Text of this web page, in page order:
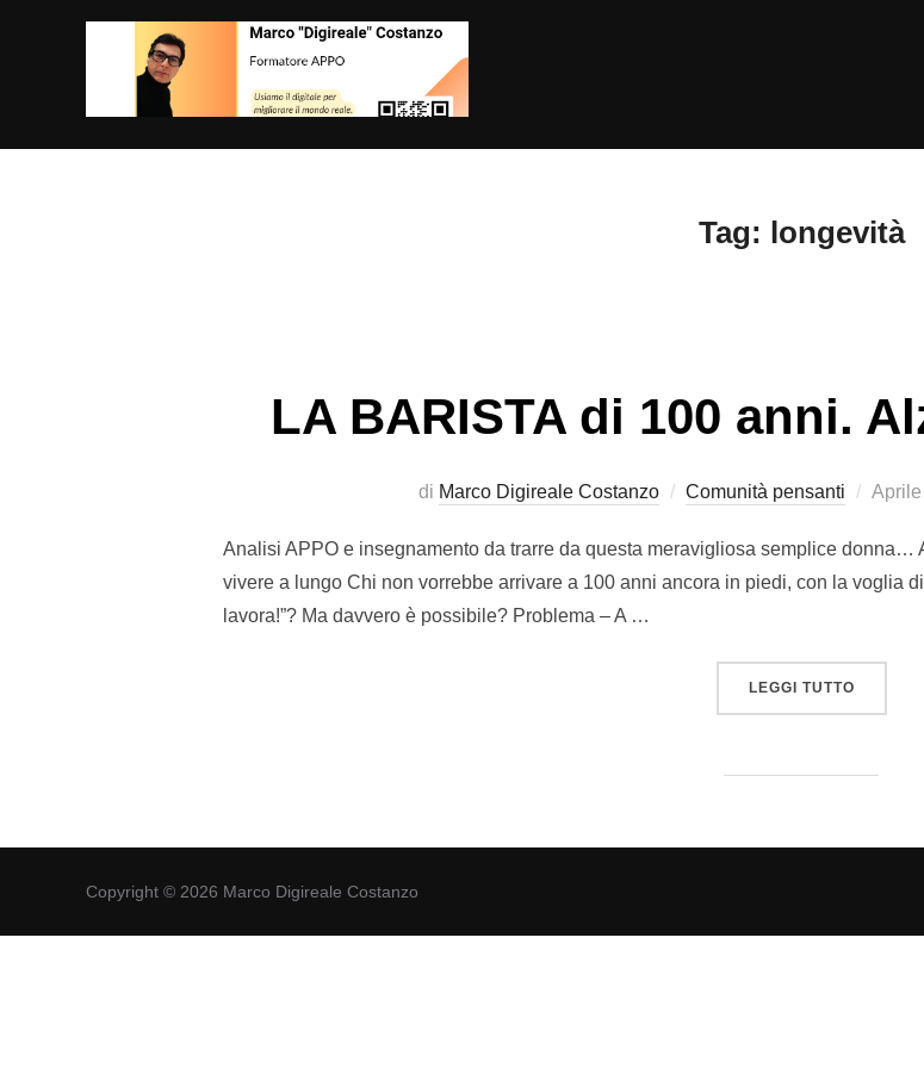
Tag: longevità
LA BARISTA di 100 anni.
di Marco Digireale Costanzo Comunità pensanti Aprile
Analisi APPO e insegnamento da trarre da questa meravigliosa semplice
vivere a lungo Chi non vorrebbe arrivare a 100 anni ancora in piedi, con la voglia
lavora!”? Ma davvero è possibile? Problema – A …
LEGGI TUTTO“LA
Copyright © 2026 Marco Digireale Costanzo